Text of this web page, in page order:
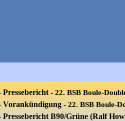
▼
Pressebericht - 22. BSB Boule-
Vorankündigung - 22. BSB Boule-
Pressebericht B90/Grüne (Ralf